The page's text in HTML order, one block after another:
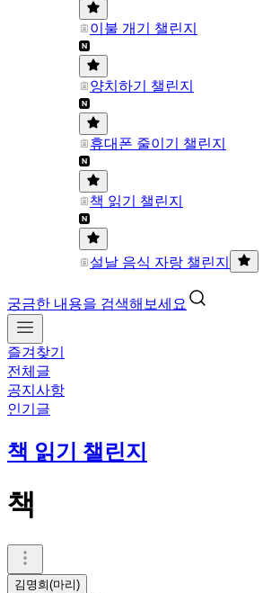
이불 개기 챌린지
양치하기 챌린지
휴대폰 줄이기 챌린지
책 읽기 챌린지
설날 음식 자랑 챌린지
궁금한 내용을 검색해보세요
즐겨찾기
전체글
공지사항
인기글
책 읽기 챌린지
책
김명희(마리)